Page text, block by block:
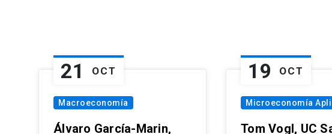
21 OCT
Macroeconomía
Álvaro García-Marin,
19 OCT
Microeconomía
Tom Vogl, UC